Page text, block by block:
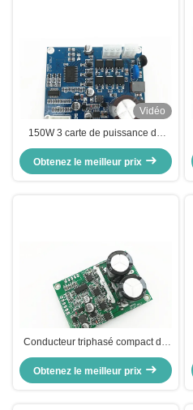
Vidéo
150W 3 carte de puissance de
moteur de la phase BLDC JYQD-
V8.8D pour le moteur de C.C de
Sensorless
Obtenez le meilleur prix
Conducteur triphasé compact de
moteur de la dimension BLDC
PWM, contrôle de vitesse
conducteur de transistor MOSFET
Obtenez le meilleur prix